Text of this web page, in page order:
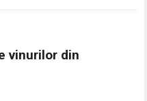
Santiago
Valencia este o
vinurilor din